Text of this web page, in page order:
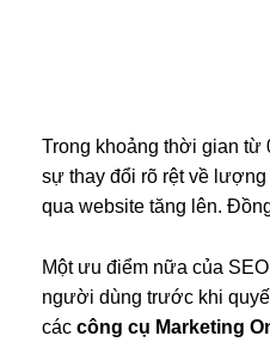
Trong khoảng thời gian từ
sự thay đổi rõ rệt về
qua website tăng lên.
Một ưu điểm nữa của
người dùng trước khi
các công cụ Marketing